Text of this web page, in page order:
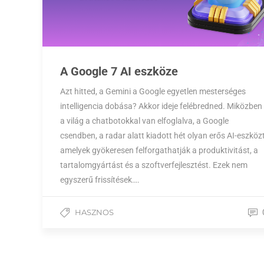
A Google 7 AI eszköze
Azt hitted, a Gemini a Google egyetlen mesterséges
intelligencia dobása? Akkor ideje felébredned. Miközben
a világ a chatbotokkal van elfoglalva, a Google
csendben, a radar alatt kiadott hét olyan erős AI-
amelyek gyökeresen felforgathatják a produktivitást, a
tartalomgyártást és a szoftverfejlesztést. Ezek nem
egyszerű frissítések….
HASZNOS